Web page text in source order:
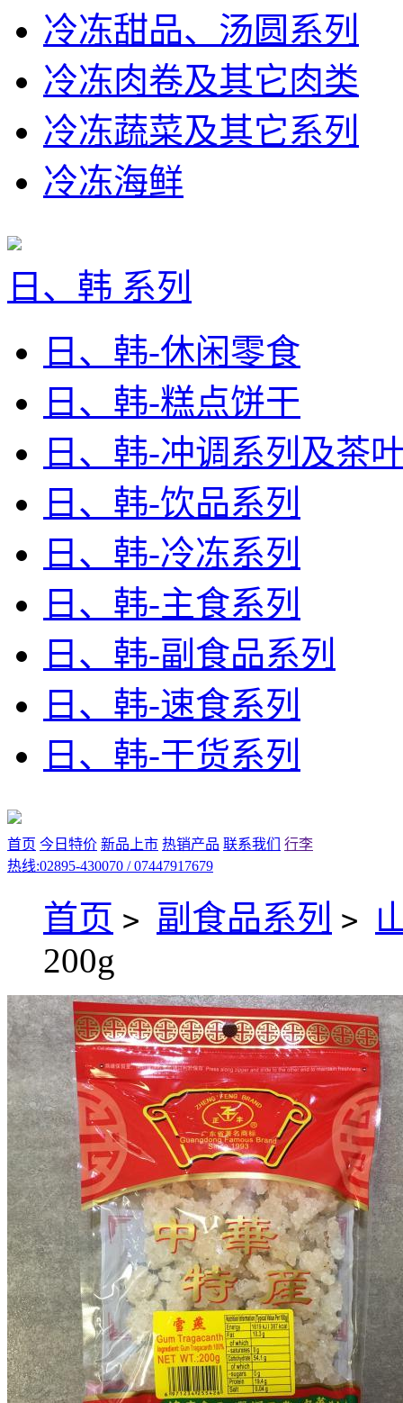
冷冻甜品、汤圆系列
冷冻肉卷及其它肉类
冷冻蔬菜及其它系列
冷冻海鲜
日、韩 系列
日、韩-休闲零食
日、韩-糕点饼干
日、韩-冲调系列及茶
日、韩-饮品系列
日、韩-冷冻系列
日、韩-主食系列
日、韩-副食品系列
日、韩-速食系列
日、韩-干货系列
首页 今日特价 新品上市 热销产品 联系我们
行李
热线:02895-430070 / 07447917679
首页 > 副食品系列 >
200g